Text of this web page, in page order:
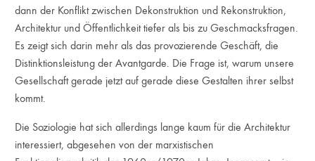
dann der Konflikt zwischen Dekonstruktion und Rekonstruktion,
Architektur und Öffentlichkeit tiefer als bis zu Geschmacksfragen.
Es zeigt sich darin mehr als das provozierende Geschäft, die
Distinktionsleistung der Avantgarde. Die Frage ist, warum unsere
Gesellschaft gerade jetzt auf gerade diese Gestalten ihrer selbst
kommt.
Die Soziologie hat sich allerdings lange kaum für die Architektur
interessiert, abgesehen von der marxistischen